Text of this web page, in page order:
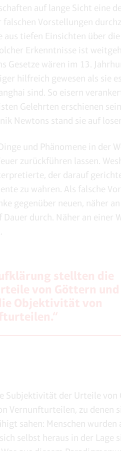
auf lange Sicht eine
Vorstellungen
tiefen Einsichten über die
Erkenntnisse ist
Gesetze wären im 13.
hilfreich gewesen als sie
sind. So eisern
Gelehrten erschienen
Newtons stand sie auf
und Phänomene in der
zurückführen lassen.
der darauf
zu wahren. Als falsche
gegenüber neuen, näher
durch. Näher an einer
Subjektivität der Urteile von
Vernunfturteilen, zu denen
sahen: Menschen wurden
selbst heraus in der Lage